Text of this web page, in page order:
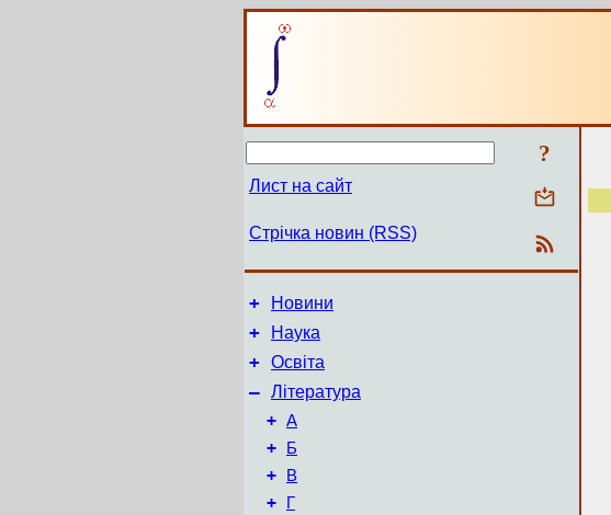
?
Лист на сайт
Стрічка новин (RSS)
+ Новини
+ Наука
+ Освіта
– Література
+ А
+ Б
+ В
+ Г